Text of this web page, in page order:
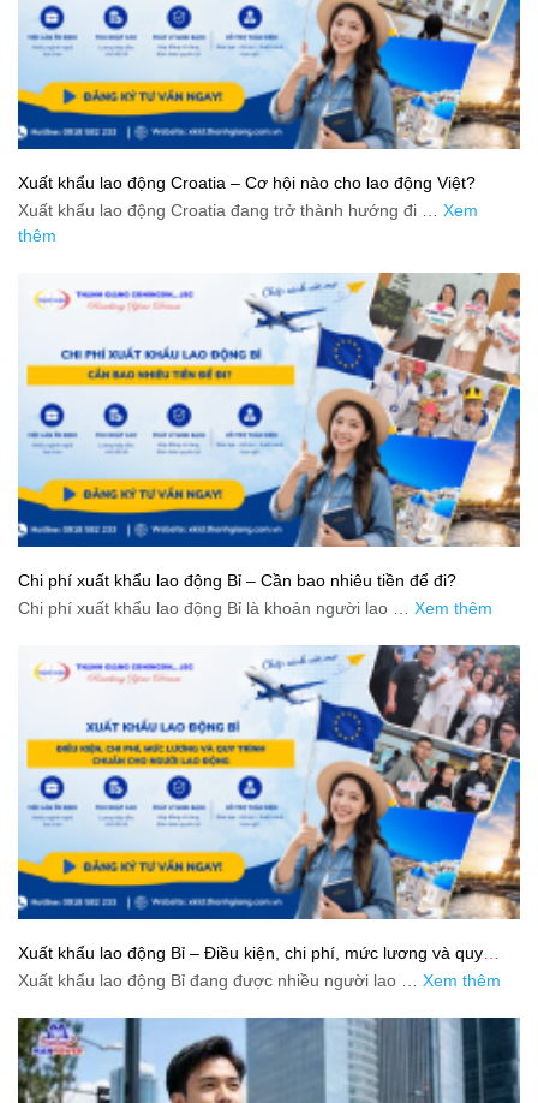
Xuất khẩu lao động Croatia – Cơ hội nào cho lao động Việt?
Xuất khẩu lao động Croatia đang trở thành hướng đi … Xem
thêm
Chi phí xuất khẩu lao động Bỉ – Cần bao nhiêu tiền để đi?
Chi phí xuất khẩu lao động Bỉ là khoản người lao … Xem thêm
Xuất khẩu lao động Bỉ – Điều kiện, chi phí, mức lương và quy
trình chuẩn cho người lao động
Xuất khẩu lao động Bỉ đang được nhiều người lao … Xem thêm